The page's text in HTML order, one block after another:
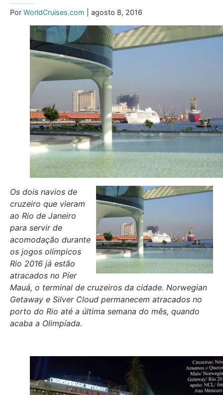
Por WorldCruises.com | agosto 8, 2016
Os dois navios de
cruzeiro que vieram
ao Rio de Janeiro
para servir de
acomodação durante
os jogos olímpicos
Rio 2016 já estão
atracados no Píer
Mauá, o terminal de cruzeiros da cidade. Norwegian
Getaway e Silver Cloud permanecem atracados no
porto do Rio até a última semana do mês, quando
acaba a Olimpíada.